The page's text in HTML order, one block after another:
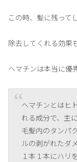
この時、髪に残って
除去してくれる効果
ヘマチンは本当に優
ヘマチンとはヒ
れる成分で、主
毛髪内のタンパ
ルの剥がれたダ
１本１本にハリ